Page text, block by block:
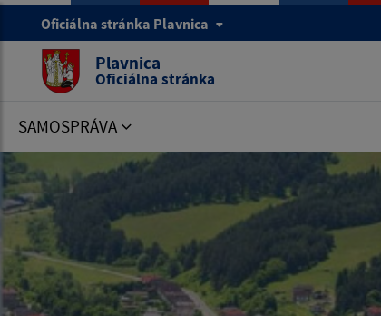
Oficiálna stránka Plavnica
Plavnica
Oficiálna stránka
SAMOSPRÁVA